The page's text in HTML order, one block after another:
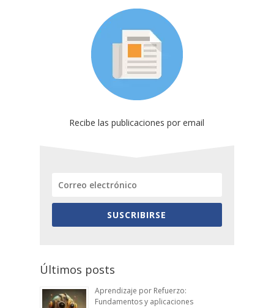
Recibe las publicaciones por email
SUSCRIBIRSE
Últimos posts
Aprendizaje por Refuerzo:
Fundamentos y aplicaciones